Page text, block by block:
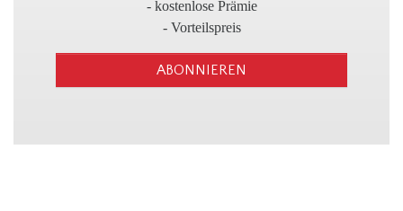
- kostenlose Prämie
- Vorteilspreis
ABONNIEREN